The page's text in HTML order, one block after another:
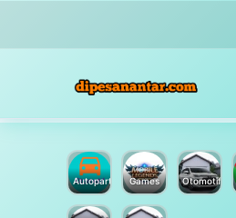
Autoparts Games Otomotif